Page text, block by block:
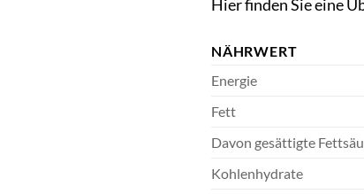
Hier finden Sie eine
NÄHRWERT
Energie
Fett
Davon gesättigte
Kohlenhydrate